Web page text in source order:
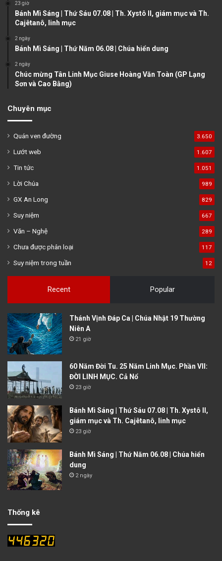
23 giờ
Bánh Mì Sáng | Thứ Sáu 07.08 | Th. Xystô II, giám mục và Th.
Cajêtanô, linh mục
2 ngày
Bánh Mì Sáng | Thứ Năm 06.08 | Chúa hiển dung
2 ngày
Chúc mừng Tân Linh Mục Giuse Hoàng Văn Toàn (GP Lạng
Sơn và Cao Bằng)
Chuyên mục
Quán ven đường 3.650
Lướt web 1.607
Tin tức 1.051
Lời Chúa 989
GX An Long 829
Suy niệm 667
Văn – Nghệ 289
Chưa được phân loại 117
Suy niệm trong tuần 12
Recent Popular
Thánh Vịnh Đáp Ca | Chúa Nhật 19 Thường
Niên A
21 giờ
60 Năm Đời Tu. 25 Năm Linh Mục. Phần VII:
ĐỜI LINH MỤC. Cả Nổ
23 giờ
Bánh Mì Sáng | Thứ Sáu 07.08 | Th. Xystô II,
giám mục và Th. Cajêtanô, linh mục
23 giờ
Bánh Mì Sáng | Thứ Năm 06.08 | Chúa hiển
dung
2 ngày
Thống kê